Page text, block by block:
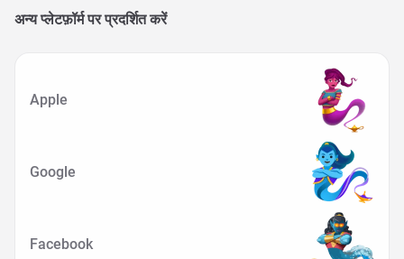
अन्य प्लेटफ़ॉर्म पर प्रदर्शित करें
Apple
Google
Facebook